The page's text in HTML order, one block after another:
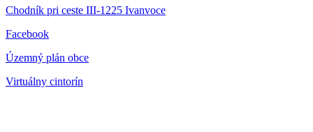
Chodník pri ceste III-1225 Ivanvoce
Facebook
Územný plán obce
Virtuálny cintorín